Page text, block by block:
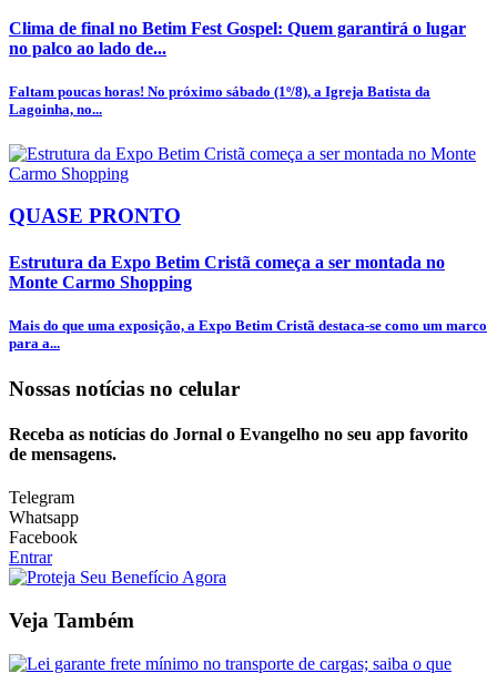
Clima de final no Betim Fest Gospel: Quem garantirá o lugar
no palco ao lado de...
Faltam poucas horas! No próximo sábado (1º/8), a Igreja Batista da
Lagoinha, no...
QUASE PRONTO
Estrutura da Expo Betim Cristã começa a ser montada no
Monte Carmo Shopping
Mais do que uma exposição, a Expo Betim Cristã destaca-se como um marco
para a...
Nossas notícias no celular
Receba as notícias do Jornal o Evangelho no seu app favorito
de mensagens.
Telegram
Whatsapp
Facebook
Entrar
Veja Também